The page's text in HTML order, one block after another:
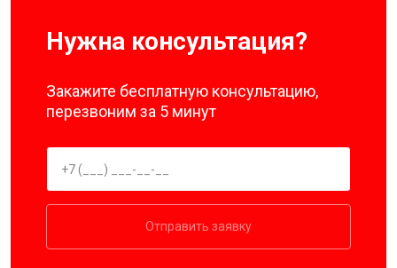
Нужна консультация?
Закажите бесплатную консультацию,
перезвоним за 5 минут
Отправить заявку